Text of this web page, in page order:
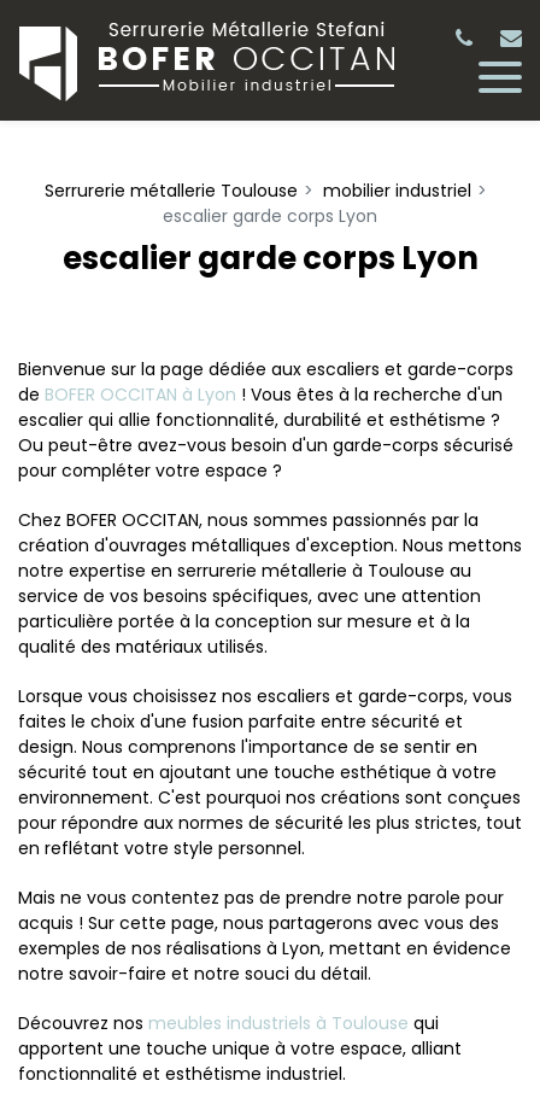
Serrurerie métallerie Toulouse
mobilier industriel
escalier garde corps Lyon
escalier garde corps Lyon
Bienvenue sur la page dédiée aux escaliers et garde-corps
de BOFER OCCITAN à Lyon ! Vous êtes à la recherche d'un
escalier qui allie fonctionnalité, durabilité et esthétisme ?
Ou peut-être avez-vous besoin d'un garde-corps sécurisé
pour compléter votre espace ?
Chez BOFER OCCITAN, nous sommes passionnés par la
création d'ouvrages métalliques d'exception. Nous mettons
notre expertise en serrurerie métallerie à Toulouse au
service de vos besoins spécifiques, avec une attention
particulière portée à la conception sur mesure et à la
qualité des matériaux utilisés.
Lorsque vous choisissez nos escaliers et garde-corps, vous
faites le choix d'une fusion parfaite entre sécurité et
design. Nous comprenons l'importance de se sentir en
sécurité tout en ajoutant une touche esthétique à votre
environnement. C'est pourquoi nos créations sont conçues
pour répondre aux normes de sécurité les plus strictes, tout
en reflétant votre style personnel.
Mais ne vous contentez pas de prendre notre parole pour
acquis ! Sur cette page, nous partagerons avec vous des
exemples de nos réalisations à Lyon, mettant en évidence
notre savoir-faire et notre souci du détail.
Découvrez nos meubles industriels à Toulouse qui
apportent une touche unique à votre espace, alliant
fonctionnalité et esthétisme industriel.